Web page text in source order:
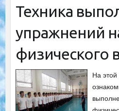
Техника
упражнений
физического
На этой